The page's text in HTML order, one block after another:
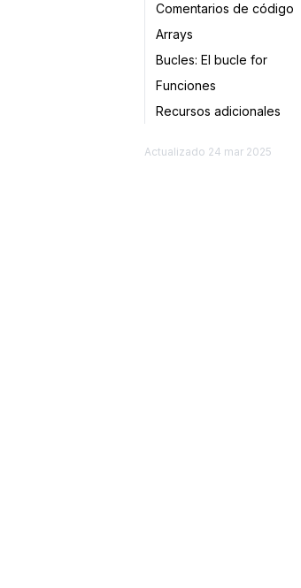
Comentarios de código
Arrays
Bucles: El bucle for
Funciones
Recursos adicionales
Actualizado 24 mar 2025